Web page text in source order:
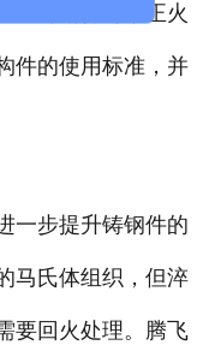
度铸钢件时，正火
件的使用标准，并
步提升铸钢件的
马氏体组织，但淬
要回火处理。腾飞